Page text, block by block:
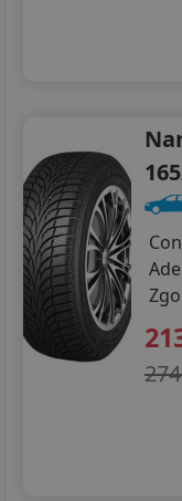
205/50R16
205/55R16
205/60R16
205/75R16